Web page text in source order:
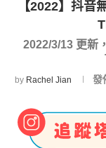
【2022】抖
2022/3/13 更新
by Rachel Jian 發